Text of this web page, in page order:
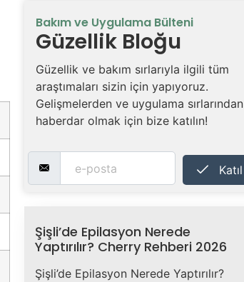
Bakım ve Uygulama Bülteni
Güzellik Bloğu
Güzellik ve bakım sırlarıyla ilgili tüm
araştımaları sizin için yapıyoruz.
Gelişmelerden ve uygulama sırlarından
haberdar olmak için bize katılın!
Katıl
Şişli’de Epilasyon Nerede
Yaptırılır? Cherry Rehberi 2026
Şişli’de Epilasyon Nerede Yaptırılır?